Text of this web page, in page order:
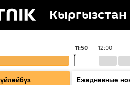
Кыргызстан
12:00
11:50
Ежедневные